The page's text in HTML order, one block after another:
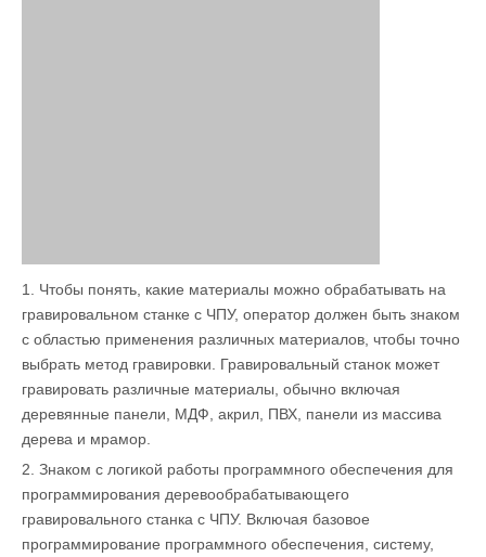
1. Чтобы понять, какие материалы можно обрабатывать на
гравировальном станке с ЧПУ, оператор должен быть знаком
с областью применения различных материалов, чтобы точно
выбрать метод гравировки. Гравировальный станок может
гравировать различные материалы, обычно включая
деревянные панели, МДФ, акрил, ПВХ, панели из массива
дерева и мрамор.
2. Знаком с логикой работы программного обеспечения для
программирования деревообрабатывающего
гравировального станка с ЧПУ. Включая базовое
программирование программного обеспечения, систему,